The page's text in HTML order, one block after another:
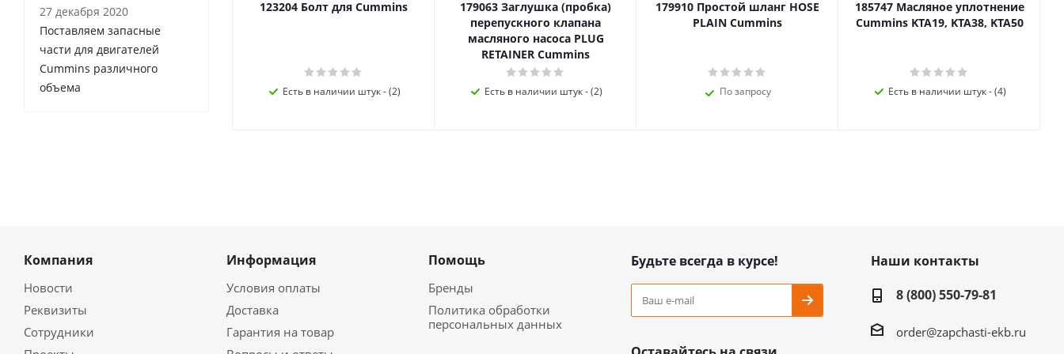
123204 Болт для Cummins
Есть в наличии штук - (2)
179063 Заглушка (пробка)
перепускного клапана
масляного насоса PLUG
RETAINER Cummins
Есть в наличии штук - (2)
179910 Простой шланг HOSE
PLAIN Cummins
По запросу
185747 Масляное уплотнение
Cummins KTA19, KTA38, KTA50
Есть в наличии штук - (4)
27 декабря 2020
Поставляем запасные
части для двигателей
Cummins различного
объема
Компания
Новости
Реквизиты
Сотрудники
Информация
Условия оплаты
Доставка
Гарантия на товар
Помощь
Бренды
Политика обработки
персональных данных
Будьте всегда в курсе!
Наши контакты
8 (800) 550-79-81
order@zapchasti-ekb.ru